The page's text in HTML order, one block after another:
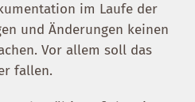
im Laufe der
und Änderungen keinen
Vor allem soll das
fallen.